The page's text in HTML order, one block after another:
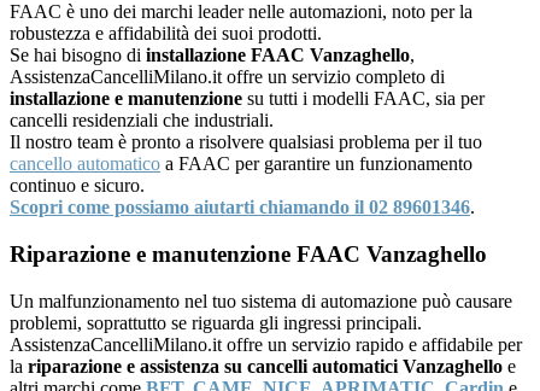
FAAC è uno dei marchi leader nelle automazioni, noto per la
robustezza e affidabilità dei suoi prodotti.
Se hai bisogno di installazione FAAC Vanzaghello,
AssistenzaCancelliMilano.it offre un servizio completo di
installazione e manutenzione su tutti i modelli FAAC, sia per
cancelli residenziali che industriali.
Il nostro team è pronto a risolvere qualsiasi problema per il tuo
cancello automatico a FAAC per garantire un funzionamento
continuo e sicuro.
Scopri come possiamo aiutarti chiamando il 02 89601346.
Riparazione e manutenzione FAAC Vanzaghello
Un malfunzionamento nel tuo sistema di automazione può causare
problemi, soprattutto se riguarda gli ingressi principali.
AssistenzaCancelliMilano.it offre un servizio rapido e affidabile per
la riparazione e assistenza su cancelli automatici Vanzaghello e